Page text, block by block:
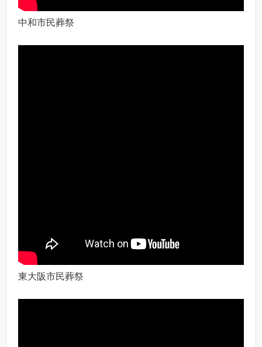
中和市民葬祭
東大阪市民葬祭